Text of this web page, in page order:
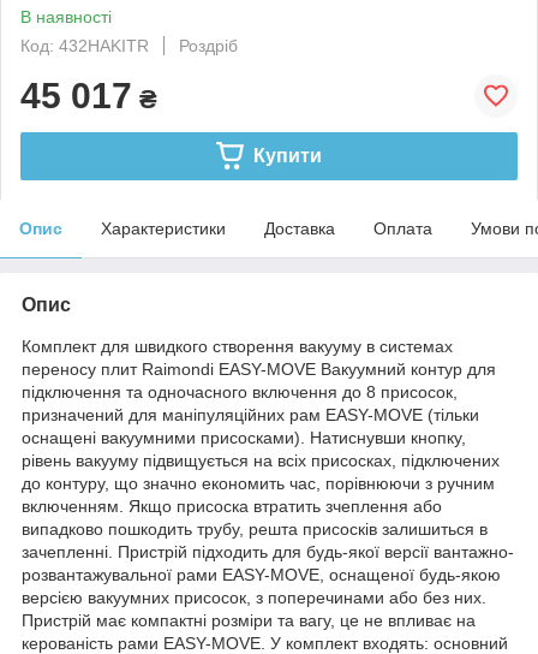
В наявності
Код: 432HAKITR
Роздріб
45 017 ₴
Купити
Опис Характеристики Доставка Оплата Умови
Опис
Комплект для швидкого створення вакууму в системах
переносу плит Raimondi EASY-MOVE Вакуумний контур для
підключення та одночасного включення до 8 присосок,
призначений для маніпуляційних рам EASY-MOVE (тільки
оснащені вакуумними присосками). Натиснувши кнопку,
рівень вакууму підвищується на всіх присосках, підключених
до контуру, що значно економить час, порівнюючи з ручним
включенням. Якщо присоска втратить зчеплення або
випадково пошкодить трубу, решта присосків залишиться в
зачепленні. Пристрій підходить для будь-якої версії вантажно-
розвантажувальної рами EASY-MOVE, оснащеної будь-якою
версією вакуумних присосок, з поперечинами або без них.
Пристрій має компактні розміри та вагу, це не впливає на
керованість рами EASY-MOVE. У комплект входять: основний